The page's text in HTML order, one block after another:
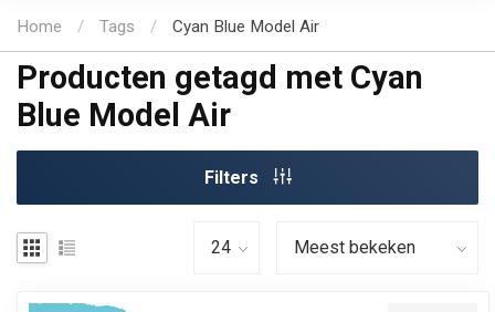
Home / Tags / Cyan Blue Model Air
Producten getagd met Cyan
Blue Model Air
Filters